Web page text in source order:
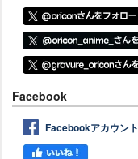
Facebook
Facebookアカウント